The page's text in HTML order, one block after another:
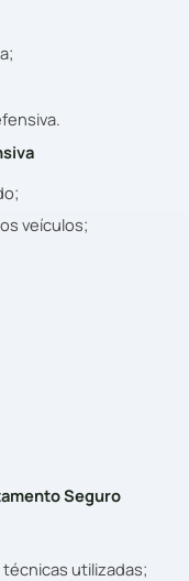
veículos;
Seguro
técnicas utilizadas;